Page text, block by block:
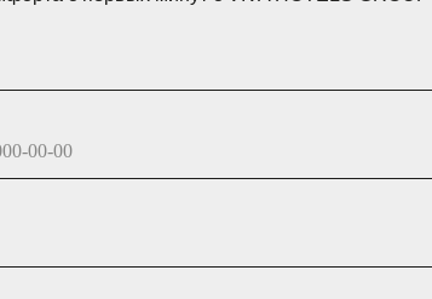
на обработку персональных данных